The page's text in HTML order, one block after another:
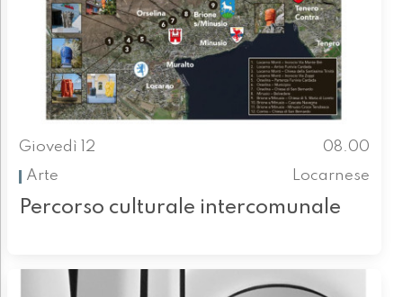
Giovedì 12
08.00
Arte
Locarnese
Percorso culturale intercomunale